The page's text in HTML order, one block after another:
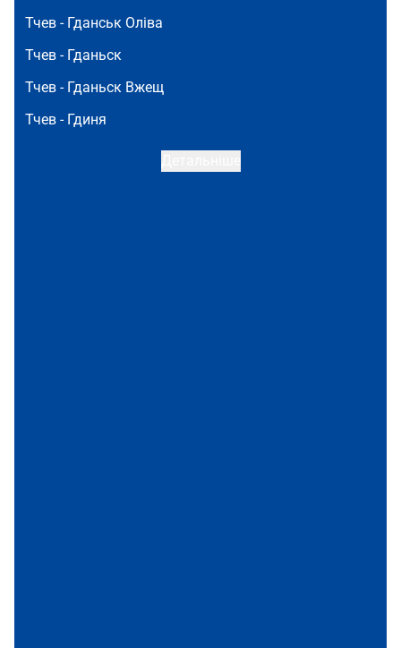
Тчев - Гданськ Оліва
Тчев - Гданьск
Тчев - Гданьск Вжещ
Тчев - Гдиня